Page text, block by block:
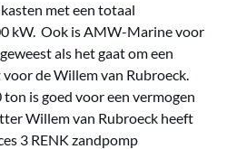
met een totaal
kW. Ook isAMW-Marinevoor
geweestals het gaat omeen
voordeWillem van Rubroeck.
ton isgoed vooreen vermogen
Willem van Rubroeck heeft
3 RENK zandpomp